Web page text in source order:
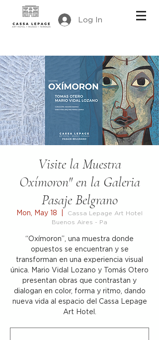
Log In
Visite la Muestra
Oxímoron" en la Galeria
Pasaje Belgrano
Mon, May 18
Cassa Lepage Art Hotel
Buenos Aires - Pa
“Oxímoron”, una muestra donde
opuestos se encuentran y se
transforman en una experiencia visual
única. Mario Vidal Lozano y Tomás Otero
presentan obras que contrastan y
dialogan en color, forma y ritmo, dando
nueva vida al espacio del Cassa Lepage
Art Hotel.